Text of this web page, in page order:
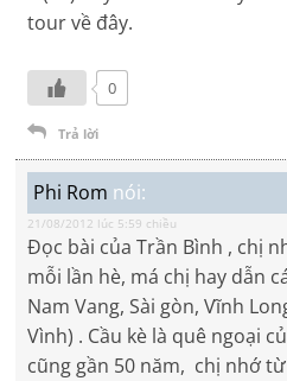
tour về đây.
0
Trả lời
Phi Rom nói:
21/08/2012 lúc 5:59 chiều
Đọc bài của Trần Bình , chị
mỗi lần hè, má chị hay dẫn
Nam Vang, Sài gòn, Vĩnh
Vình) . Cầu kè là quê ngoại
cũng gần 50 năm, chị nhớ